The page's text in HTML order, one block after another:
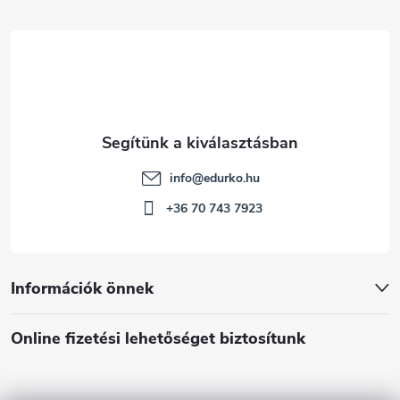
Információk önnek
Online fizetési lehetőséget biztosítunk
info@edurko.hu
+36 70 743 7923